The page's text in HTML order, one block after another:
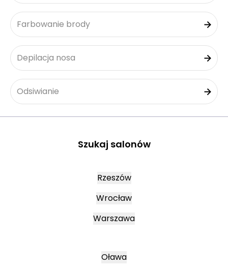
Farbowanie brody
Depilacja nosa
Odsiwianie
Szukaj salonów
Rzeszów
Wrocław
Warszawa
Oława